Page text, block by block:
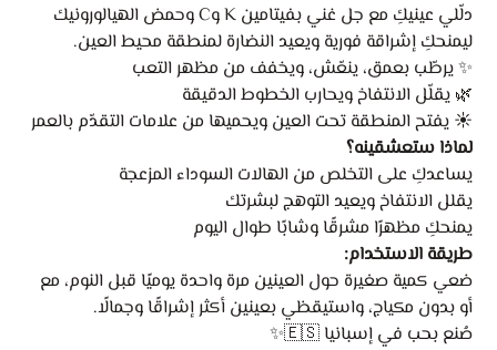
دلّلي عينيكِ مع جل غني بفيتامين K وC وحمض الهيالورونيك
ليمنحكِ إشراقة فورية ويعيد النضارة لمنطقة محيط العين.
✨ يرطّب بعمق، ينعّش، ويخفف من مظهر التعب
🌿 يقلّل الانتفاخ ويحارب الخطوط الدقيقة
☀️ يفتح المنطقة تحت العين ويحميها من علامات التقدّم بالعمر
لماذا ستعشقينه؟
يساعدكِ على التخلص من الهالات السوداء المزعجة
يقلل الانتفاخ ويعيد التوهج لبشرتك
يمنحكِ مظهرًا مشرقًا وشابًا طوال اليوم
طريقة الاستخدام:
ضعي كمية صغيرة حول العينين مرة واحدة يوميًا قبل النوم، مع
أو بدون مكياج، واستيقظي بعينين أكثر إشراقًا وجمالًا.
صُنع بحب في إسبانيا 🇪🇸✨